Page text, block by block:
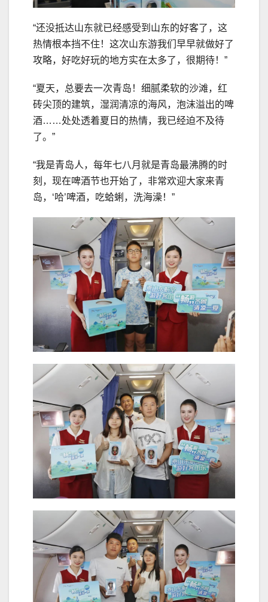
“还没抵达山东就已经感受到山东的好客了，这
热情根本挡不住！这次山东游我们早早就做好了
攻略，好吃好玩的地方实在太多了，很期待！”
“夏天，总要去一次青岛！细腻柔软的沙滩，红
砖尖顶的建筑，湿润清凉的海风，泡沫溢出的啤
酒……处处透着夏日的热情，我已经迫不及待
了。”
“我是青岛人，每年七八月就是青岛最沸腾的时
刻，现在啤酒节也开始了，非常欢迎大家来青
岛，‘哈’啤酒，吃蛤蜊，洗海澡！”